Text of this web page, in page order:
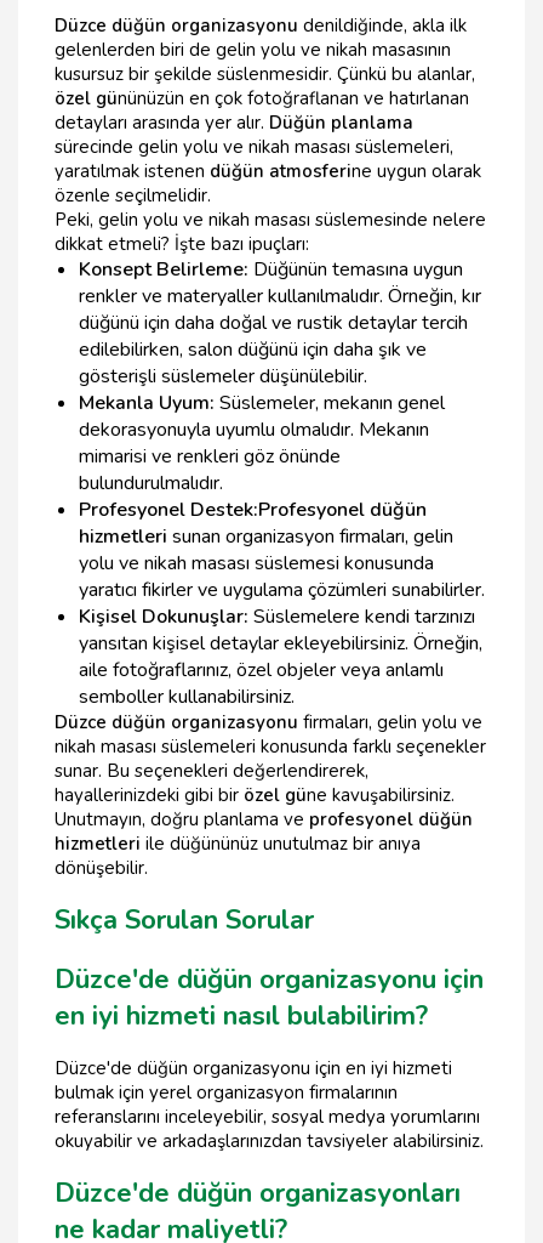
Düzce düğün organizasyonu denildiğinde, akla ilk
gelenlerden biri de gelin yolu ve nikah masasının
kusursuz bir şekilde süslenmesidir. Çünkü bu alanlar,
özel gününüzün en çok fotoğraflanan ve hatırlanan
detayları arasında yer alır. Düğün planlama
sürecinde gelin yolu ve nikah masası süslemeleri,
yaratılmak istenen düğün atmosferine uygun olarak
özenle seçilmelidir.
Peki, gelin yolu ve nikah masası süslemesinde nelere
dikkat etmeli? İşte bazı ipuçları:
Konsept Belirleme: Düğünün temasına uygun
renkler ve materyaller kullanılmalıdır. Örneğin, kır
düğünü için daha doğal ve rustik detaylar tercih
edilebilirken, salon düğünü için daha şık ve
gösterişli süslemeler düşünülebilir.
Mekanla Uyum: Süslemeler, mekanın genel
dekorasyonuyla uyumlu olmalıdır. Mekanın
mimarisi ve renkleri göz önünde
bulundurulmalıdır.
Profesyonel Destek:Profesyonel düğün
hizmetleri sunan organizasyon firmaları, gelin
yolu ve nikah masası süslemesi konusunda
yaratıcı fikirler ve uygulama çözümleri sunabilirler.
Kişisel Dokunuşlar: Süslemelere kendi tarzınızı
yansıtan kişisel detaylar ekleyebilirsiniz. Örneğin,
aile fotoğraflarınız, özel objeler veya anlamlı
semboller kullanabilirsiniz.
Düzce düğün organizasyonu firmaları, gelin yolu ve
nikah masası süslemeleri konusunda farklı seçenekler
sunar. Bu seçenekleri değerlendirerek,
hayallerinizdeki gibi bir özel güne kavuşabilirsiniz.
Unutmayın, doğru planlama ve profesyonel düğün
hizmetleri ile düğününüz unutulmaz bir anıya
dönüşebilir.
Sıkça Sorulan Sorular
Düzce'de düğün organizasyonu için
en iyi hizmeti nasıl bulabilirim?
Düzce'de düğün organizasyonu için en iyi hizmeti
bulmak için yerel organizasyon firmalarının
referanslarını inceleyebilir, sosyal medya yorumlarını
okuyabilir ve arkadaşlarınızdan tavsiyeler alabilirsiniz.
Düzce'de düğün organizasyonları
ne kadar maliyetli?